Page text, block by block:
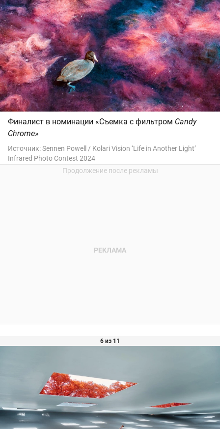
Финалист в номинации «Съемка с фильтром Candy
Chrome»
Источник:Sennen Powell / Kolari Vision ‘Life in Another Light’
Infrared Photo Contest 2024
6 из 11